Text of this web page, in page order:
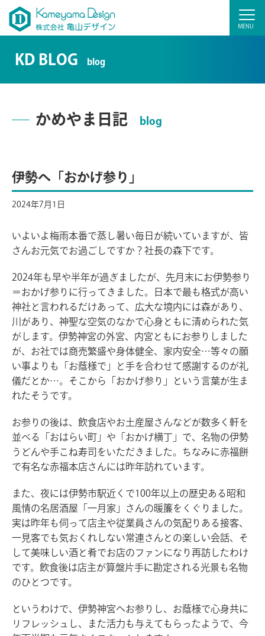
KD BLOG blog
かめやま日記 blog
伊勢へ「おかげ参り」
2024年7月1日
いよいよ梅雨本番で蒸し暑い毎日が続いていますが、皆
さんお元気でお過ごしですか？社長の森下です。
2024年も早や半年が過ぎましたが、先月末にお伊勢参り
＝おかげ参りに行ってきました。日本で最も格式が高い
神社と言われるだけあって、広大な境内には森があり、
川があり、神聖な空気のなかで心身ともに清められた気
がします。伊勢神宮の外宮、内宮ともにお参りしました
が、お社では商売繁盛や身体健全、家内安全…等々の願
い事よりも「お蔭様で」と手を合わせて感謝するのが礼
儀だとか…。そこから「おかげ参り」という言葉が生ま
れたそうです。
お参りの後は、飲食店やお土産屋さんなどが数多く軒を
並べる「おはらい町」や「おかげ横丁」で、名物の伊勢
うどんや手こね寿司をいただきました。ちなみに赤福餅
で有名な赤福本店さんには昨年訪れています。
また、夜には伊勢市駅近くで100年以上の歴史ある昭和
風情の名居酒屋「一月家」さんの暖簾をくぐりました。
実は昨年も伺って店主や従業員さんの気配りある接客、
一見客でも気おくれしない常連さんとの楽しい会話、そ
して美味しい酒と肴でお店のファンになり再訪したわけ
です。飲食後は店主が算盤片手に勘定される光景も名物
のひとつです。
というわけで、伊勢神宮へお参りし、お蔭様で心身共に
リフレッシュし、また活力も与えてもらったようで、今